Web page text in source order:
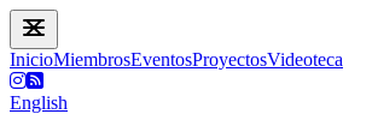
InicioMiembrosEventosProyectosVideoteca
English